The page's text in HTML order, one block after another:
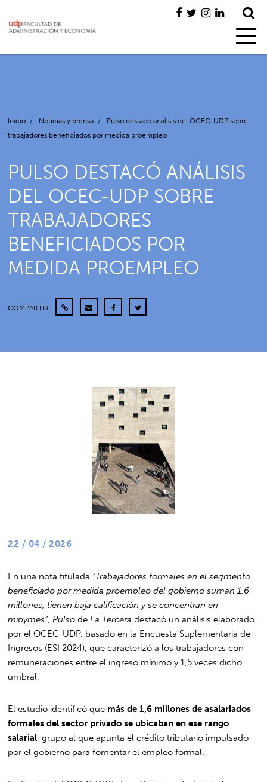
Inicio / Noticias y prensa /
Pulso destacó análisis del OCEC-UDP sobre
trabajadores beneficiados por medida proempleo
PULSO DESTACÓ ANÁLISIS
DEL OCEC-UDP SOBRE
TRABAJADORES
BENEFICIADOS POR
MEDIDA PROEMPLEO
COMPARTIR
22 / 04 / 2026
En una nota titulada “Trabajadores formales en el segmento
beneficiado por medida proempleo del gobierno suman 1,6
millones, tienen baja calificación y se concentran en
mipymes”, Pulso de La Tercera destacó un análisis elaborado
por el OCEC-UDP, basado en la Encuesta Suplementaria de
Ingresos (ESI 2024), que caracterizó a los trabajadores con
remuneraciones entre el ingreso mínimo y 1,5 veces dicho
umbral.
El estudio identificó que más de 1,6 millones de asalariados
formales del sector privado se ubicaban en ese rango
salarial , grupo al que apunta el crédito tributario impulsado
por el gobierno para fomentar el empleo formal.